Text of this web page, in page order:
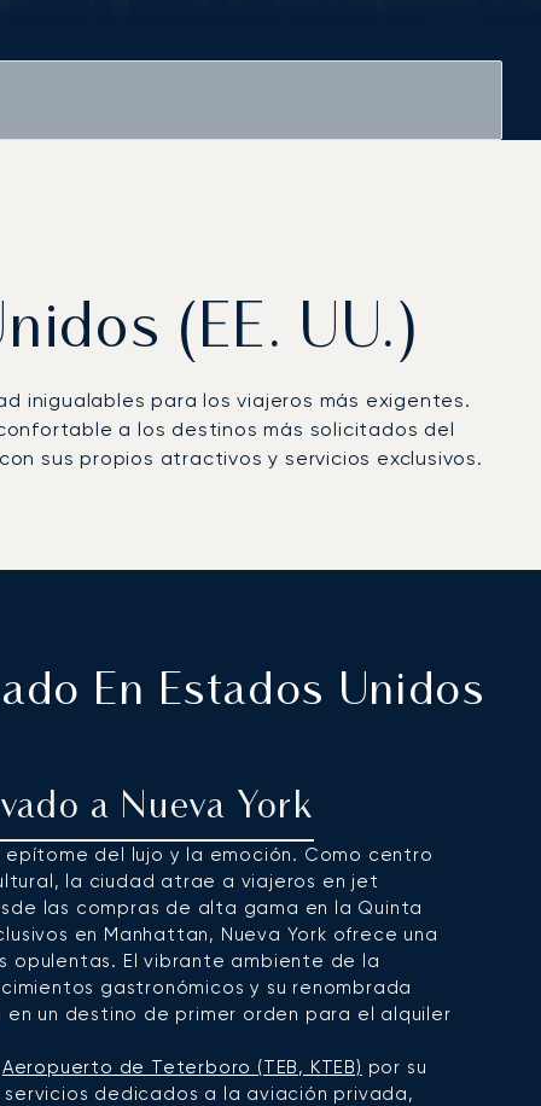
(EE. UU.)
inigualables para los viajeros más exigentes.
a los destinos más solicitados del
sus propios atractivos y servicios exclusivos.
En Estados Unidos
a Nueva York
epítome del lujo y la emoción. Como centro
la ciudad atrae a viajeros en jet
las compras de alta gama en la Quinta
en Manhattan, Nueva York ofrece una
opulentas. El vibrante ambiente de la
gastronómicos y su renombrada
un destino de primer orden para el alquiler
Aeropuerto de Teterboro (TEB, KTEB) por su
dedicados a la aviación privada,